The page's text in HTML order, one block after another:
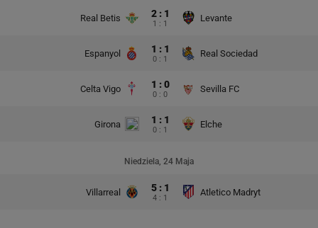
Real Betis 2 : 1
1 : 1
Levante
Espanyol 1 : 1
0 : 1
Real Sociedad
Celta Vigo 1 : 0
0 : 0
Sevilla FC
Girona 1 : 1
0 : 1
Elche
Niedziela, 24 Maja
Villarreal 5 : 1
4 : 1
Atletico Madryt